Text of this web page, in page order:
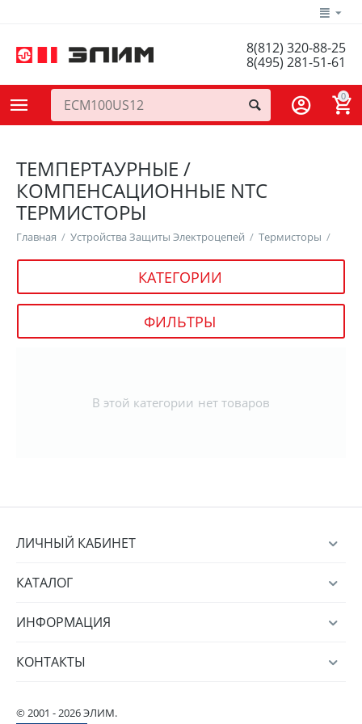
8(812) 320-88-25
8(495) 281-51-61
0
ТЕМПЕРТАУРНЫЕ /
КОМПЕНСАЦИОННЫЕ NTC
ТЕРМИСТОРЫ
Главная / Устройства Защиты Электроцепей / Термисторы /
КАТЕГОРИИ
ФИЛЬТРЫ
В этой категории нет товаров
ЛИЧНЫЙ КАБИНЕТ
КАТАЛОГ
ИНФОРМАЦИЯ
КОНТАКТЫ
© 2001 - 2026 ЭЛИМ.